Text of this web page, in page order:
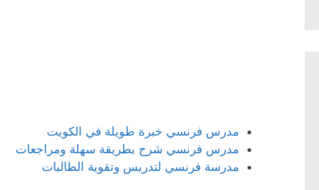
مدرس فرنسي خبرة طويلة في الكويت
مدرس فرنسي شرح بطريقة سهلة ومراجعات
مدرسة فرنسي لتدريس وتقوية الطالبات